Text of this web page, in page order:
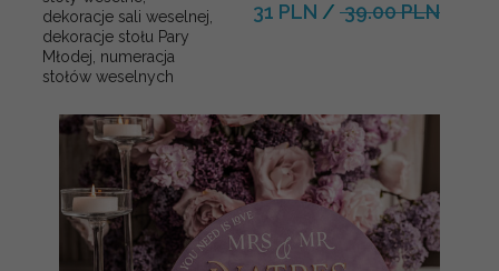
dekoracje sali weselnej,
dekoracje stołu Pary
Młodej, numeracja
stołów weselnych
31 PLN / 39.00 PLN